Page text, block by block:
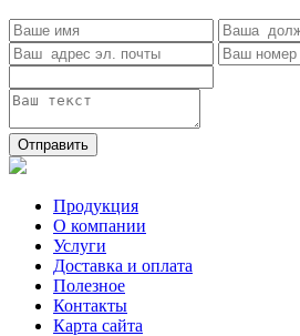
Отправить
Продукция
О компании
Услуги
Доставка и оплата
Полезное
Контакты
Карта сайта